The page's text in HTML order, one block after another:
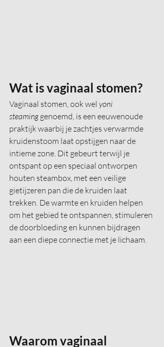
Wat is vaginaal stomen?
Vaginaal stomen, ook wel yoni
steaming genoemd, is een eeuwenoude
praktijk waarbij je zachtjes verwarmde
kruidenstoom laat opstijgen naar de
intieme zone. Dit gebeurt terwijl je
ontspant op een speciaal ontworpen
houten steambox, met een veilige
gietijzeren pan die de kruiden laat
trekken. De warmte en kruiden helpen
om het gebied te ontspannen, stimuleren
de doorbloeding en kunnen bijdragen
aan een diepe connectie met je lichaam.
Waarom vaginaal